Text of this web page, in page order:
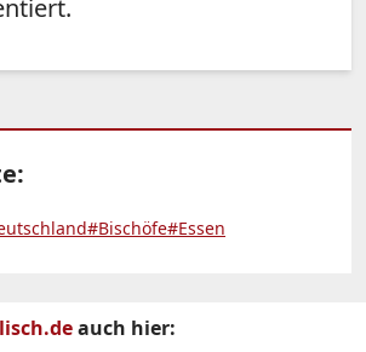
#Bischöfe#Essen
auch hier: